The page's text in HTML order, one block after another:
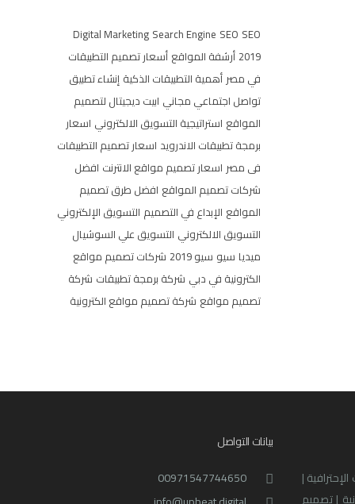
Digital Marketing Search Engine SEO SEO
2019 أرشفة المواقع أسعار تصميم التطبيقات
في مصر أهمية التطبيقات الذكية إنشاء تطبيق
تواصل اجتماعي مجاني ابيت ديجيتال لتصميم
المواقع استراتيجية التسويق الالكتروني اسعار
برمجة تطبيقات الاندرويد اسعار تصميم التطبيقات
فى مصر اسعار تصميم مواقع الانترنت افضل
شركات تصميم المواقع افضل طرق تصميم
المواقع الإبداع في التصميم التسويق الإلكتروني
التسويق الالكتروني التسويق علي السوشيال
ميديا سيو سيو 2019
شركات تصميم مواقع
الكترونية في دبي شركة برمجة تطبيقات شركة
تصميم مواقع شركة تصميم مواقع الكترونية
|
| تصميم
بيانات التواصل
00971547744650